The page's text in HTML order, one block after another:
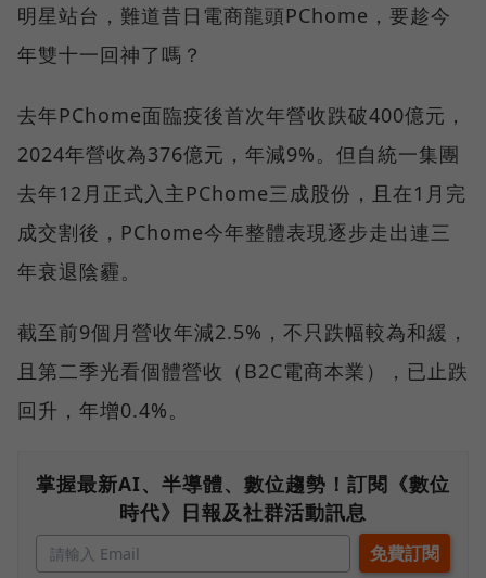
明星站台，難道昔日電商龍頭PChome，要趁今
年雙十一回神了嗎？
去年PChome面臨疫後首次年營收跌破400億元，
2024年營收為376億元，年減9%。但自統一集團
去年12月正式入主PChome三成股份，且在1月完
成交割後，PChome今年整體表現逐步走出連三
年衰退陰霾。
截至前9個月營收年減2.5%，不只跌幅較為和緩，
且第二季光看個體營收（B2C電商本業），已止跌
回升，年增0.4%。
掌握最新AI、半導體、數位趨勢！訂閱《數位
時代》日報及社群活動訊息